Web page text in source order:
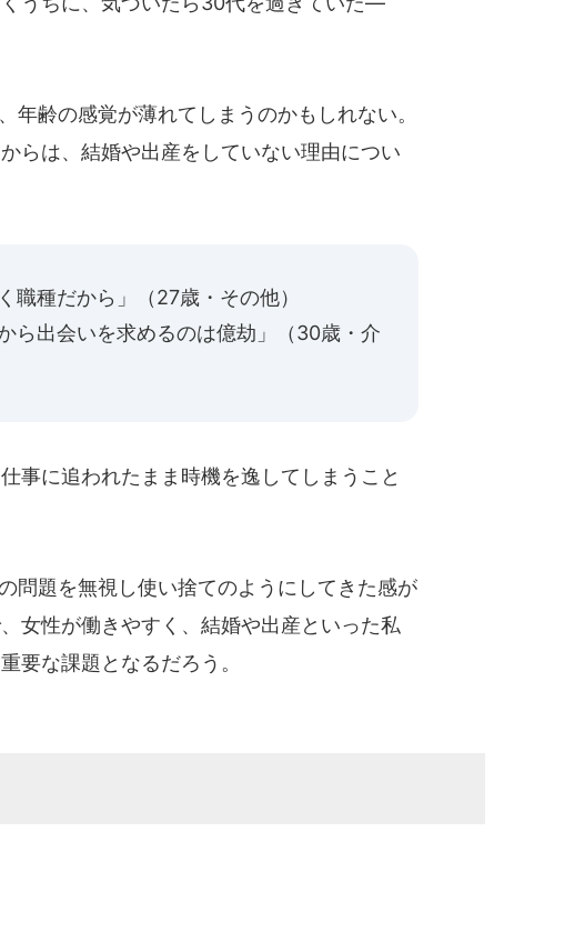
齢の感覚が薄れてしまうのかもしれない。
らは、結婚や出産をしていない理由につい
職種だから」（27歳・その他）
ら出会いを求めるのは億劫」（30歳・介
事に追われたまま時機を逸してしまうこと
問題を無視し使い捨てのようにしてきた感が
女性が働きやすく、結婚や出産といった私
要な課題となるだろう。